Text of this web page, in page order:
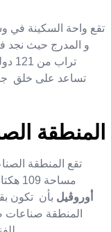
تقع واحة السكينة في
و المدرج حيث نجد
تراب من 121
تساعد على خلق جوٍّ
المنطقة
تقع المنطقة
مساحة 109
أوروڨيل بأن تكون
المنطقة صناعات